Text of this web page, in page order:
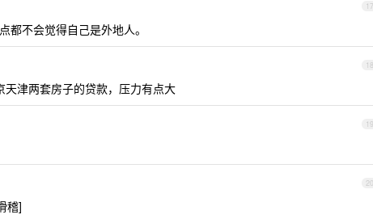
17
都不会觉得自己是外地人。
18
天津两套房子的贷款，压力有点大
19
20
稽]